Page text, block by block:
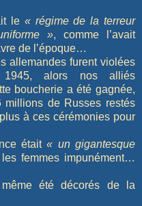
le « régime de la terreur
», comme l’avait
de l’époque…
allemandes furent violées
1945, alors nos alliés
boucherie a été gagnée,
millions de Russes restés
à ces cérémonies pour
était« un gigantesque
femmes impunément…
été décorés de la